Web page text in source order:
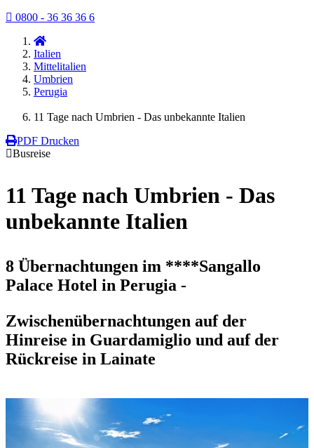
0800 - 36 36 36 6
Italien
Mittelitalien
Umbrien
Perugia
11 Tage nach Umbrien - Das unbekannte Italien
PDF Drucken
Busreise
11 Tage nach Umbrien - Das
unbekannte Italien
8 Übernachtungen im ****Sangallo
Palace Hotel in Perugia -
Zwischenübernachtungen auf der
Hinreise in Guardamiglio und auf der
Rückreise in Lainate